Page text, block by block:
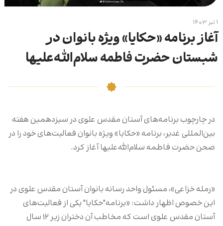
۱ تیر ۱۴۰۳
آغاز برنامه «حکایا» ویژه بانوان در
شبستان حضرت فاطمه سلام‌الله‌علیها
در چارچوب برنامه‌های آستان مقدس علوی در سیزدهمین هفته
بین‌المللی غدیر، برنامه «حکایا» ویژه بانوان فعالیت‌های‌ خود را در
صحن حضرت فاطمه سلام‌الله‌علیها آغاز کرد.
«رمله خزاعی»، مسئول واحد رسانه بانوان آستان مقدس علوی در
این خصوص اظهار داشت: «برنامه"حکایا" یکی از فعالیت‌های
آستان مقدس علوی است که مخاطب آن دختران زیر ۱۲ سال